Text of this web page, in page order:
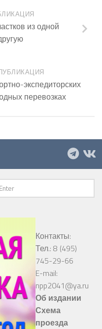
из одной
экспедиторских
перевозках
Контакты:
Тел.: 8 (495)
745-29-66
E-mail:
npp2041@ya.ru
Об издании
Схема
проезда